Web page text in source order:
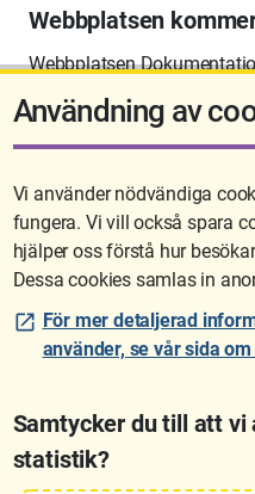
Webbplatsen
Webbplatsen
att avvecklas på sikt.
Sidan uppdaterades
Användning av
Vi använder nödvändiga
fungera. Vi vill också spara
hjälper oss förstå hur
Dessa cookies samlas in
För mer detaljerad
använder, se vår sida
Samtycker du till att vi
statistik?
Lantmäteriet är den myndighet